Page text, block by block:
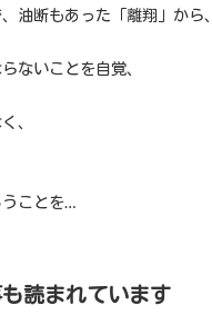
油断もあった「離翔」から、
ないことを自覚、
、
うことを…
読まれています